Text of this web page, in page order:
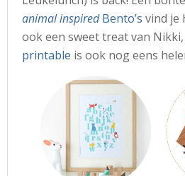
animal inspiredBento’s vind je
ook een sweet treat van Nikki,
printable is ook nog eens